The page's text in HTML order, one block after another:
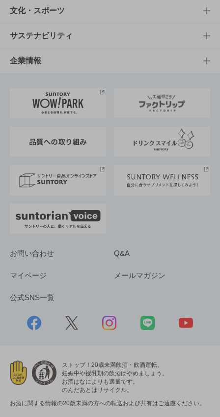
商品一覧
商品発売情報
栄養成分一覧
知る・楽しむTOP
キャンペーン
工場見学
地域情報
文化・スポーツ
文化・スポーツTOP
サントリーホール
サントリーサンバーズ大阪
サステナビリティ
サステナビリティTOP
サントリーが考えるサステナビリティ経営
企業情報
企業概要
採用情報
お問い合わせ Q&A
マイページ メールマガジン
公式SNS一覧
ストップ！20歳未満飲酒・飲酒運転。
妊娠中や授乳期の飲酒はやめましょう。
お酒はなによりも適量です。
のんだあとはリサイクル。
お酒に関する情報の20歳未満の方への転送および共有はご遠慮ください。